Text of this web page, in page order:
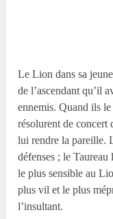
Le Lion dans sa
de l’ascendant qu’il
ennemis. Quand ils
résolurent de concert
lui rendre la pareille.
défenses ; le Taureau
le plus sensible au
plus vil et le plus
l’insultant.